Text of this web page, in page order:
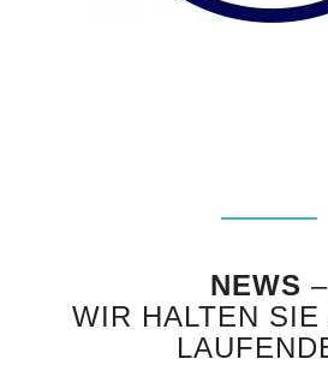
NEWS –
WIR HALTEN SIE